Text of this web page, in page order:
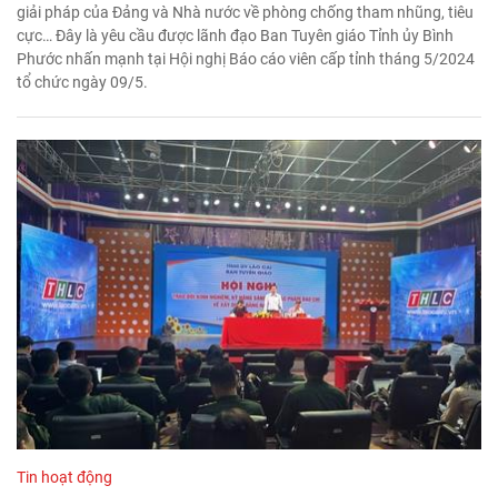
giải pháp của Đảng và Nhà nước về phòng chống tham nhũng, tiêu
cực… Đây là yêu cầu được lãnh đạo Ban Tuyên giáo Tỉnh ủy Bình
Phước nhấn mạnh tại Hội nghị Báo cáo viên cấp tỉnh tháng 5/2024
tổ chức ngày 09/5.
Tin hoạt động